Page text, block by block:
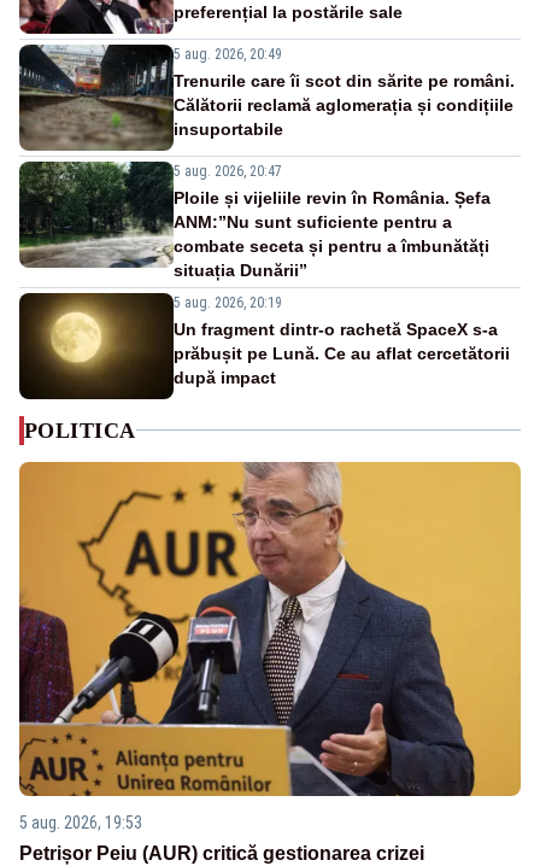
preferențial la postările sale
5 aug. 2026, 20:49
Trenurile care îi scot din sărite pe români.
Călătorii reclamă aglomerația și condițiile
insuportabile
5 aug. 2026, 20:47
Ploile și vijeliile revin în România. Șefa
ANM:”Nu sunt suficiente pentru a
combate seceta și pentru a îmbunătăți
situația Dunării”
5 aug. 2026, 20:19
Un fragment dintr-o rachetă SpaceX s-a
prăbușit pe Lună. Ce au aflat cercetătorii
după impact
POLITICA
5 aug. 2026, 19:53
Petrișor Peiu (AUR) critică gestionarea crizei